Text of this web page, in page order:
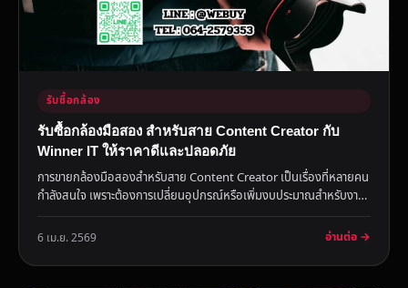
รับซื้อกล้อง
รับซื้อกล้องมือสอง สำหรับสาย Content Creator กับ
Winner IT ให้ราคาดีและปลอดภัย
การขายกล้องมือสองสำหรับสาย Content Creator เป็นเรื่องที่หลายคน
กำลังสนใจ เพราะต้องการเปลี่ยนอุปกรณ์หรือเพิ่มงบประมาณสำหรับงาน
ส...
6 เม.ย. 2569 อ่านต่อ →